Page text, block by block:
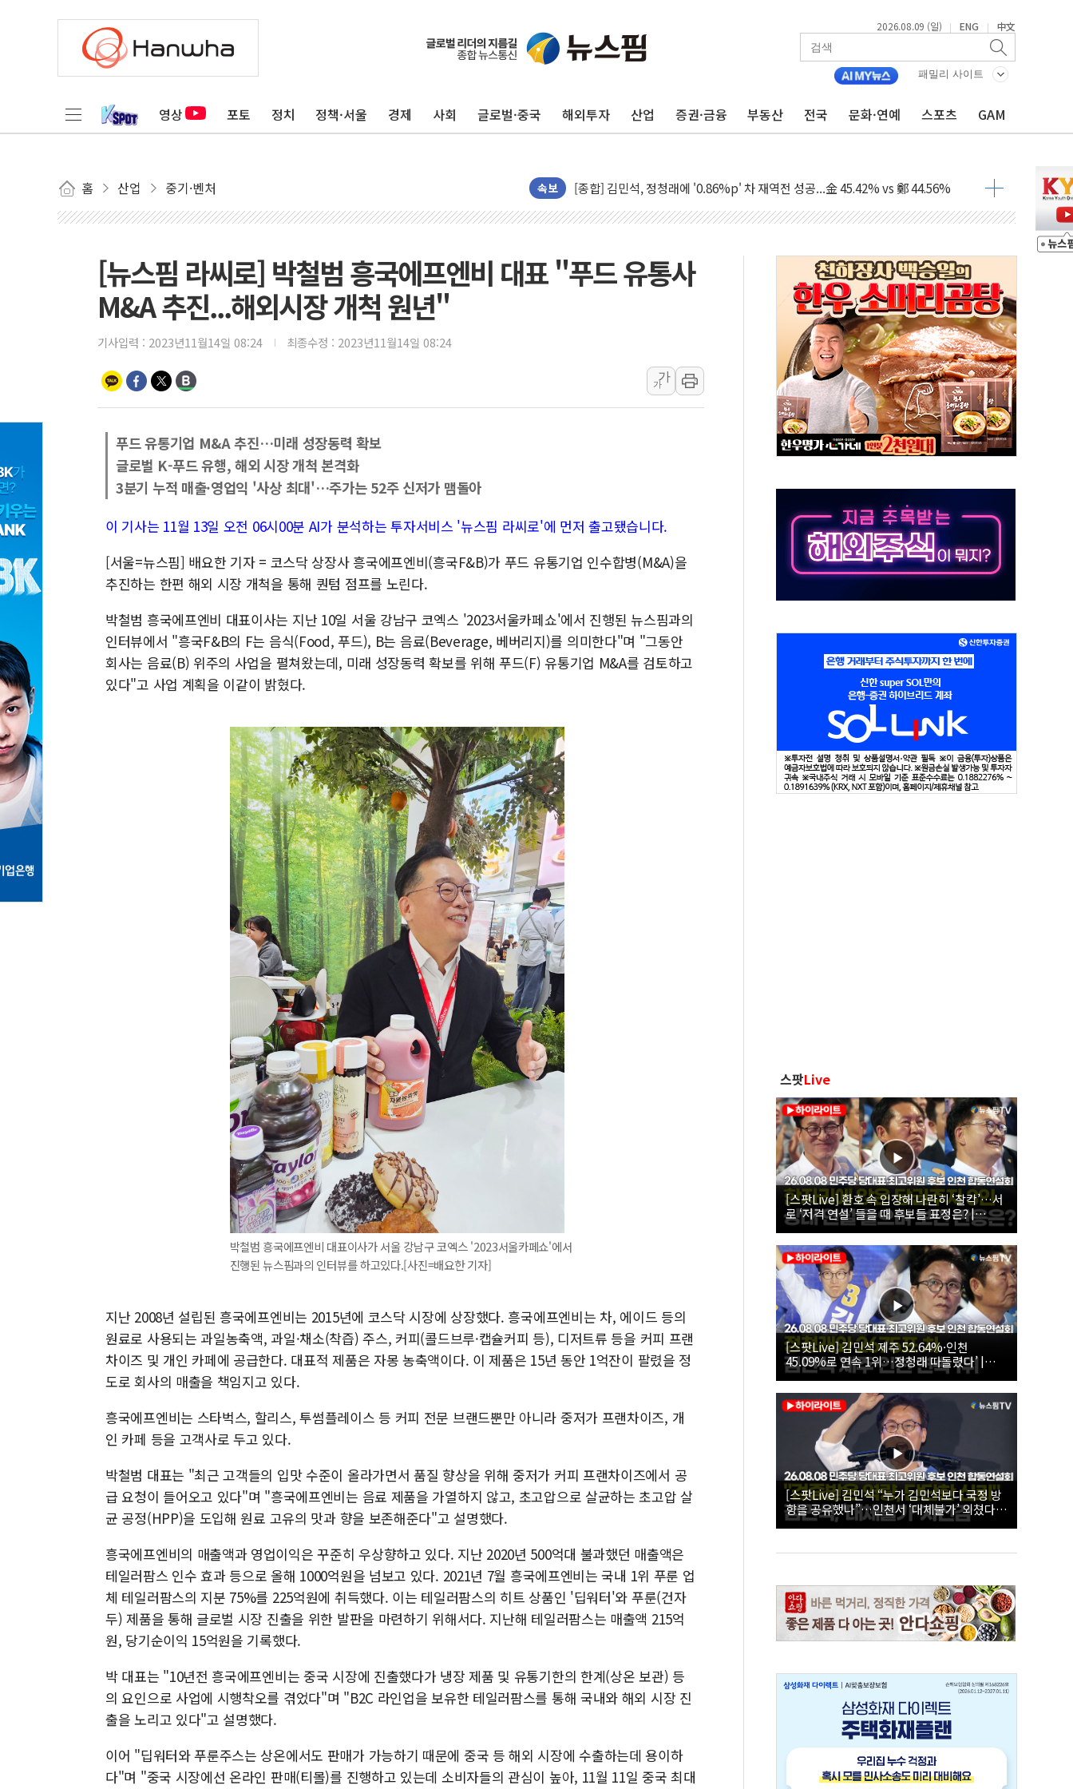
2026.08.09 (일) | ENG | 中文
패밀리 사이트
영상 포토 정치 정책·서울 경제 사회 글로벌·중국 해외투자 산업 증권·금융 부동산 전국 문화·연예 스포츠 GAM
홈 산업 중기·벤처 속보
포항시 재난예산 40억 긴급 투입…고수온 양식장 복구·지원 '총력'
울진·영덕 '호우특보'-포항 '산사태 주의보'...경북도, 호우 피해·통제구간 없어
인천 합동연설회 나선 송영길·정청래·김민석 당대표 후보
김민석, 2주차 제주·인천 경선서 정청래에 승리...47.75% vs 42.08%
[속보] 민주, 제주·인천 경선 결과 발표...김민석 47.75% 정청래 42.08%
[속보] 민주, 인천 경선 결과 발표...김민석 45.09% 정청래 43.27% 송영길 11.63%
[속보] 민주, 제주 경선 결과 발표...김민석 52.64% 정청래 39.89% 송영길 7.47%
美, 이란전 출구전략 만지작…공습 한계·탄약 부족 현실화
강릉·동해·삼척 시간당 최대 50㎜ 폭우…강원 동해안 강한 비 이어져
폐기물 수거하다 참변…60대 환경미화원 수거차에 치여 사망
서울 중랑구 주택가서 흉기 난동…60대 남성 2명 숨져
李대통령 "결혼 때문에 손해 보는 일 없게"…'결혼 페널티' 22개 과제 손본다
인천 선재도 갯벌서 해루질 중 실종 60대 나흘만에 숨진 채 발견
인천서 말다툼 중 어머니 흉기 살해 10대 아들 체포
'화합' 꺼낸 김민석에 '뻔뻔' 받아친 정청래…제주 연설서 신경전 고조
[뉴스핌 라씨로] 박철범 흥국에프엔비 대표 "푸드 유통사
M&A 추진...해외시장 개척 원년"
기사입력 : 2023년11월14일 08:24 최종수정 : 2023년11월14일 08:24
가
가
푸드 유통기업 M&A 추진…미래 성장동력 확보
글로벌 K-푸드 유행, 해외 시장 개척 본격화
3분기 누적 매출·영업익 '사상 최대'…주가는 52주 신저가 맴돌아
이 기사는 11월 13일 오전 06시00분 AI가 분석하는 투자서비스 '뉴스핌 라씨로'에 먼저 출고됐습니다.
[서울=뉴스핌] 배요한 기자 = 코스닥 상장사 흥국에프엔비(흥국F&B)가 푸드 유통기업 인수합병(M&A)을
추진하는 한편 해외 시장 개척을 통해 퀀텀 점프를 노린다.
박철범 흥국에프엔비 대표이사는 지난 10일 서울 강남구 코엑스 '2023서울카페쇼'에서 진행된 뉴스핌과의
인터뷰에서 "흥국F&B의 F는 음식(Food, 푸드), B는 음료(Beverage, 베버리지)를 의미한다"며 "그동안
회사는 음료(B) 위주의 사업을 펼쳐왔는데, 미래 성장동력 확보를 위해 푸드(F) 유통기업 M&A를 검토하고
있다"고 사업 계획을 이같이 밝혔다.
박철범 흥국에프엔비 대표이사가 서울 강남구 코엑스 '2023서울카페쇼'에서
진행된 뉴스핌과의 인터뷰를 하고있다.[사진=배요한 기자]
지난 2008년 설립된 흥국에프엔비는 2015년에 코스닥 시장에 상장했다. 흥국에프엔비는 차, 에이드 등의
원료로 사용되는 과일농축액, 과일·채소(착즙) 주스, 커피(콜드브루·캡슐커피 등), 디저트류 등을 커피 프랜
차이즈 및 개인 카페에 공급한다. 대표적 제품은 자몽 농축액이다. 이 제품은 15년 동안 1억잔이 팔렸을 정
도로 회사의 매출을 책임지고 있다.
흥국에프엔비는 스타벅스, 할리스, 투썸플레이스 등 커피 전문 브랜드뿐만 아니라 중저가 프랜차이즈, 개
인 카페 등을 고객사로 두고 있다.
박철범 대표는 "최근 고객들의 입맛 수준이 올라가면서 품질 향상을 위해 중저가 커피 프랜차이즈에서 공
급 요청이 들어오고 있다"며 "흥국에프엔비는 음료 제품을 가열하지 않고, 초고압으로 살균하는 초고압 살
균 공정(HPP)을 도입해 원료 고유의 맛과 향을 보존해준다"고 설명했다.
흥국에프엔비의 매출액과 영업이익은 꾸준히 우상향하고 있다. 지난 2020년 500억대 불과했던 매출액은
테일러팜스 인수 효과 등으로 올해 1000억원을 넘보고 있다. 2021년 7월 흥국에프엔비는 국내 1위 푸룬 업
체 테일러팜스의 지분 75%를 225억원에 취득했다. 이는 테일러팜스의 히트 상품인 '딥워터'와 푸룬(건자
두) 제품을 통해 글로벌 시장 진출을 위한 발판을 마련하기 위해서다. 지난해 테일러팜스는 매출액 215억
원, 당기순이익 15억원을 기록했다.
박 대표는 "10년전 흥국에프엔비는 중국 시장에 진출했다가 냉장 제품 및 유통기한의 한계(상온 보관) 등
의 요인으로 사업에 시행착오를 겪었다"며 "B2C 라인업을 보유한 테일러팜스를 통해 국내와 해외 시장 진
출을 노리고 있다"고 설명했다.
이어 "딥워터와 푸룬주스는 상온에서도 판매가 가능하기 때문에 중국 등 해외 시장에 수출하는데 용이하
다"며 "중국 시장에선 온라인 판매(티몰)를 진행하고 있는데 소비자들의 관심이 높아, 11월 11일 중국 최대
스팟Live
[스팟Live] 환호 속 입장해 나란히 ‘찰칵’…서
로 ‘저격 연설’ 들을 때 후보들 표정은? |
26.08.08 더불어민주당 당대표·최고위원 후
보 인천 합동연설회
[스팟Live] 김민석 제주 52.64%·인천
45.09%로 연속 1위…정청래 따돌렸다’ |
26.08.08 더불어민주당 당대표·최고위원 후
보 인천 합동연설회
[스팟Live] 김민석 “누가 김민석보다 국정 방
향을 공유했나”…인천서 ‘대체불가’ 외쳤다 |
26.08.08 더불어민주당 당대표·최고위원 후